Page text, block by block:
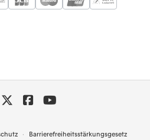
Barrierefreiheitsstärkungsgesetz